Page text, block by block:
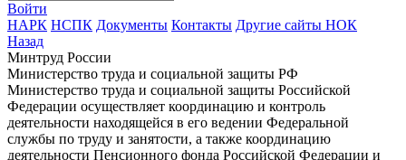
Войти
НАРК НСПК Документы Контакты Другие сайты НОК
Назад
Минтруд России
Министерство труда и социальной защиты РФ
Министерство труда и социальной защиты Российской
Федерации осуществляет координацию и контроль
деятельности находящейся в его ведении Федеральной
службы по труду и занятости, а также координацию
деятельности Пенсионного фонда Российской Федерации и